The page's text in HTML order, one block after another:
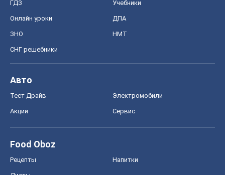
ГДЗ Учебники
Онлайн уроки ДПА
ЗНО НМТ
СНГ решебники
Авто
Тест Драйв Электромобили
Акции Сервис
Food Oboz
Рецепты Напитки